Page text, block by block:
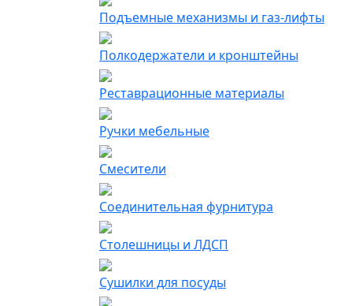
Подъемные механизмы и газ-лифты
Полкодержатели и кронштейны
Реставрационные материалы
Ручки мебельные
Смесители
Соединительная фурнитура
Столешницы и ЛДСП
Сушилки для посуды